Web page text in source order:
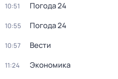
10:51 Погода 24
10:55 Погода 24
10:57 Вести
11:24 Экономика